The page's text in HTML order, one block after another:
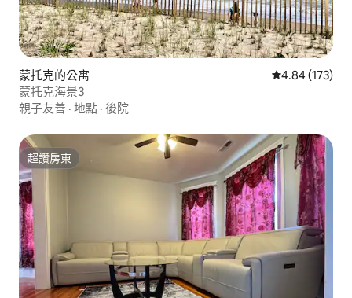
蒙托克的公寓 從 173 則評價
4.84 (173)
蒙托克海景3
親子友善 · 地點 · 後院
超讚房東
超讚房東